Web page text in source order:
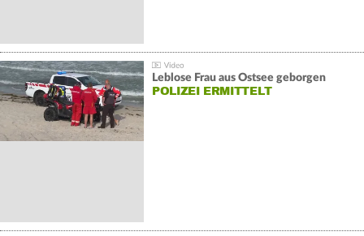
Leblose Frau aus Ostsee geborgen
POLIZEI ERMITTELT